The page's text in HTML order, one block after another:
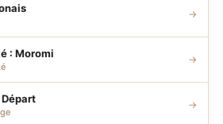
→
: Moromi →
→